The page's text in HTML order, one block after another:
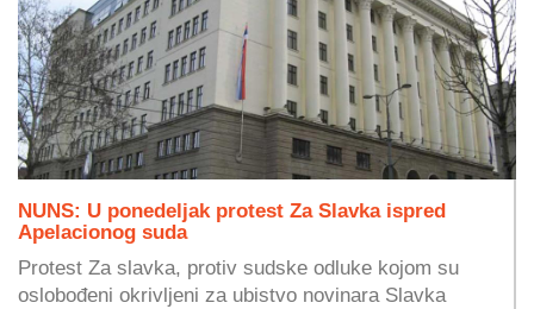
NUNS: U ponedeljak protest Za Slavka ispred
Apelacionog suda
Protest Za slavka, protiv sudske odluke kojom su
oslobođeni okrivljeni za ubistvo novinara Slavka